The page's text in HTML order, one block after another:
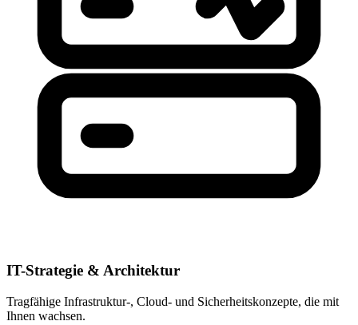
IT-Strategie & Architektur
Tragfähige Infrastruktur-, Cloud- und Sicherheitskonzepte, die mit
Ihnen wachsen.